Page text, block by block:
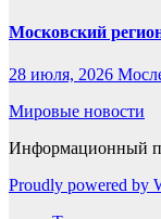
Московский
28 июля, 2026
Мировые новости
Информационный
Proudly powered by